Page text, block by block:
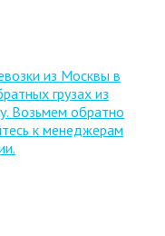
из Москвы в
грузах из
Возьмем обратно
к менеджерам